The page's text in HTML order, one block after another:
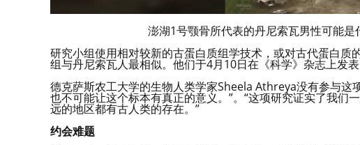
澎湖1号颚骨所代表的丹尼索瓦男性可能是
研究小组使用相对较新的古蛋白质组学技术，或对古代蛋白
组与丹尼索瓦人最相似。他们于4月10日在《科学》杂志上发表
德克萨斯农工大学的生物人类学家Sheela Athreya没有参与这
也不可能让这个标本有真正的意义。”。“这项研究证实了我
远的地区都有古人类的存在。”
约会难题